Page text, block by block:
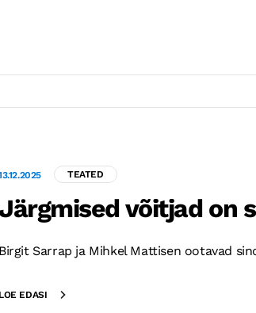
TEATED
Järgmised võitjad on
Birgit Sarrap ja Mihkel Mattisen ootavad
LOE EDASI